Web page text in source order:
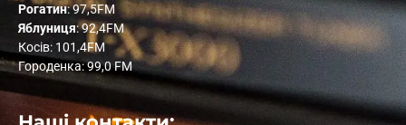
Рогатин: 97,5FM
Яблуниця: 92,4FM
Косів: 101,4FM
Городенка: 99,0 FM